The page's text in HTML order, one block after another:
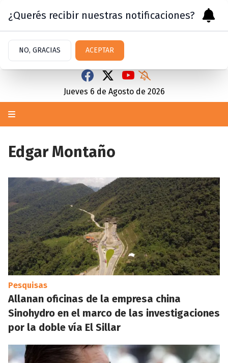
Jueves 6 de Agosto de 2026
Edgar Montaño
Pesquisas
Allanan oficinas de la empresa china
Sinohydro en el marco de las investigaciones
por la doble vía El Sillar
¿Querés recibir nuestras notificaciones?
NO, GRACIAS ACEPTAR